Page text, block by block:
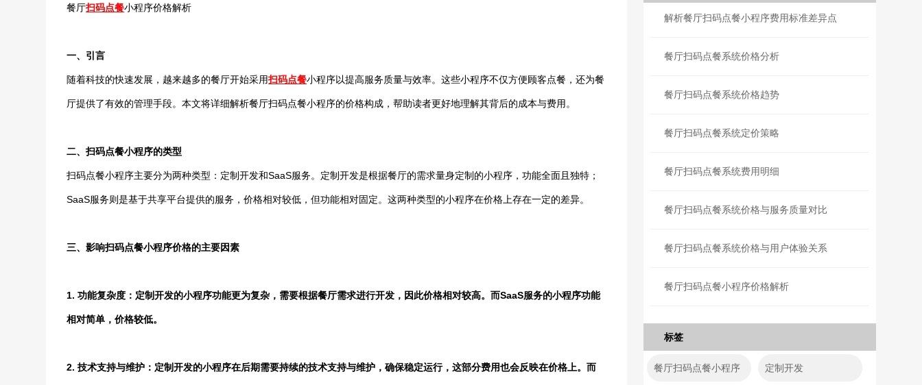
餐厅扫码点餐小程序价格解析
一、引言
随着科技的快速发展，越来越多的餐厅开始采用扫码点餐小程序以提高服务质量与效率。这些小程序不仅方便顾客点餐，还为餐
厅提供了有效的管理手段。本文将详细解析餐厅扫码点餐小程序的价格构成，帮助读者更好地理解其背后的成本与费用。
二、扫码点餐小程序的类型
扫码点餐小程序主要分为两种类型：定制开发和SaaS服务。定制开发是根据餐厅的需求量身定制的小程序，功能全面且独特；
SaaS服务则是基于共享平台提供的服务，价格相对较低，但功能相对固定。这两种类型的小程序在价格上存在一定的差异。
三、影响扫码点餐小程序价格的主要因素
1. 功能复杂度：定制开发的小程序功能更为复杂，需要根据餐厅需求进行开发，因此价格相对较高。而SaaS服务的小程序功能
相对简单，价格较低。
2. 技术支持与维护：定制开发的小程序在后期需要持续的技术支持与维护，确保稳定运行，这部分费用也会反映在价格上。而
解析餐厅扫码点餐小程序费用标准差异点
餐厅扫码点餐系统价格分析
餐厅扫码点餐系统价格趋势
餐厅扫码点餐系统定价策略
餐厅扫码点餐系统费用明细
餐厅扫码点餐系统价格与服务质量对比
餐厅扫码点餐系统价格与用户体验关系
餐厅扫码点餐小程序价格解析
标签
餐厅扫码点餐小程序 定制开发